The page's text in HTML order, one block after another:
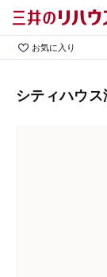
お気に入り
シティハウ